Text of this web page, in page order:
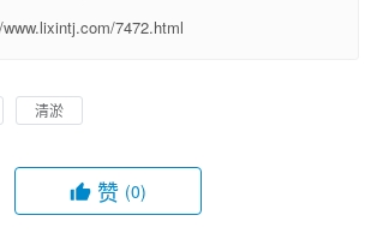
7472.html
清淤
赞 (0)